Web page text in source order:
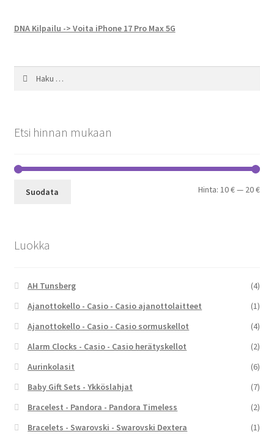
DNA Kilpailu -> Voita iPhone 17 Pro Max 5G
Etsi hinnan mukaan
Suodata Hinta:10 €— 20 €
Luokka
AH Tunsberg
(4)
Ajanottokello - Casio - Casio ajanottolaitteet
(1)
Ajanottokello - Casio - Casio sormuskellot
(4)
Alarm Clocks - Casio - Casio herätyskellot
(2)
Aurinkolasit
(6)
Baby Gift Sets - Ykköslahjat
(7)
Bracelest - Pandora - Pandora Timeless
(2)
Bracelets - Swarovski - Swarovski Dextera
(1)